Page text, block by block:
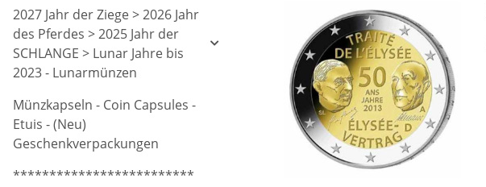
2027 Jahr der Ziege > 2026 Jahr
des Pferdes > 2025 Jahr der
SCHLANGE > Lunar Jahre bis
2023 - Lunarmünzen
Münzkapseln - Coin Capsules -
Etuis - (Neu)
Geschenkverpackungen
*************************